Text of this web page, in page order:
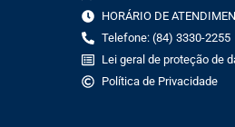
HORÁRIO DE
Telefone: (84) 3330-2255
Lei geral de proteção de
Política de Privacidade